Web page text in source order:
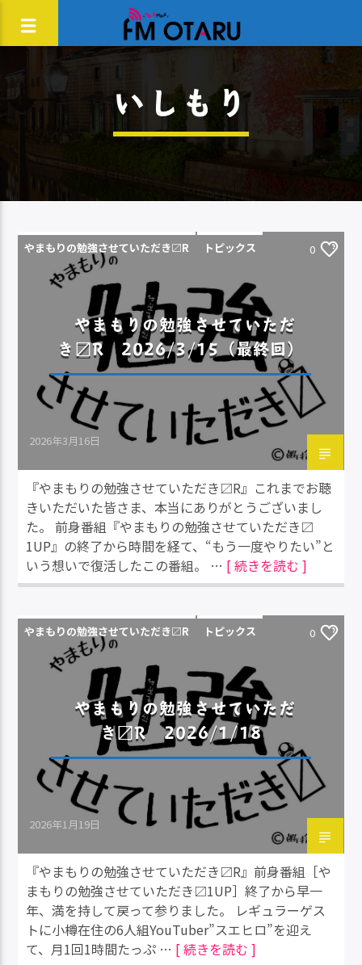
いしもり
やまもりの勉強させていただき〼R トピックス 0
やまもりの勉強させていただ
き〼R 2026/3/15（最終回）
2026年3月16日
『やまもりの勉強させていただき〼R』これまでお聴
きいただいた皆さま、本当にありがとうございまし
た。 前身番組『やまもりの勉強させていただき〼
1UP』の終了から時間を経て、“もう一度やりたい”と
いう想いで復活したこの番組。 … [ 続きを読む ]
やまもりの勉強させていただき〼R トピックス 0
やまもりの勉強させていただ
き〼R 2026/1/18
2026年1月19日
『やまもりの勉強させていただき〼R』前身番組［や
まもりの勉強させていただき〼1UP］終了から早一
年、満を持して戻って参りました。 レギュラーゲス
トに小樽在住の6人組YouTuber”スエヒロ”を迎え
て、月1回1時間たっぷ … [ 続きを読む ]